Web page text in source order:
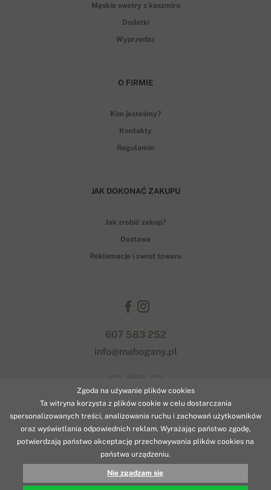
Męskie swetry z kaszmiru
Dodatki
Wyprzedaz
O FIRMIE
Kim jesteśmy?
Kontakty
Regulamin
JAK DOKONAĆ ZAKUPU
Jak zrobić zakup?
Dostawa
Reklamacje i zwrot towaru
607 583 252
info@mahogany.pl
© 2026 www.mahogany.pl
Zgoda na używanie plików cookies
Ta witryna korzysta z plików cookie w celu dostarczania
spersonalizowanych treści, analizowania ruchu i zachowań użytkowników
oraz wyświetlania odpowiednich reklam. Wyrażając państwo zgodę,
potwierdzają państwo akceptację przechowywania plików cookies na
państwa urządzeniu.
Nie zgadzam się